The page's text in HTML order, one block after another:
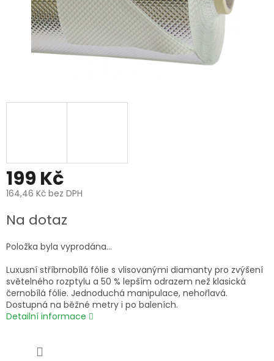
199 Kč
164,46 Kč bez DPH
cena:
Na dotaz
Položka byla vyprodána…
Luxusní stříbrnobílá fólie s vlisovanými diamanty pro zvýšení
světelného rozptylu a 50 % lepším odrazem než klasická
černobílá fólie. Jednoduchá manipulace, nehořlavá.
Dostupná na běžné metry i po baleních.
Detailní informace